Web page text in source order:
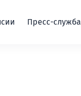
Пресс-служба